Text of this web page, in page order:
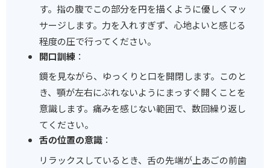
す。指の腹でこの部分を円を描くように優しくマッ
サージします。力を入れすぎず、心地よいと感じる
程度の圧で行ってください。
開口訓練：
鏡を見ながら、ゆっくりと口を開閉します。このと
き、顎が左右にぶれないようにまっすぐ開くことを
意識します。痛みを感じない範囲で、数回繰り返し
てください。
舌の位置の意識：
リラックスしているとき、舌の先端が上あごの前歯